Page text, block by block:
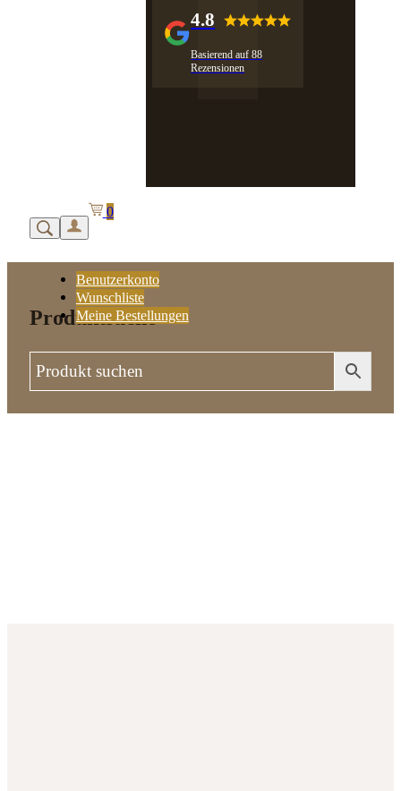
4.8
Basierend auf 88
Rezensionen
Benutzerkonto
Wunschliste
Meine Bestellungen
0
Produktsuche